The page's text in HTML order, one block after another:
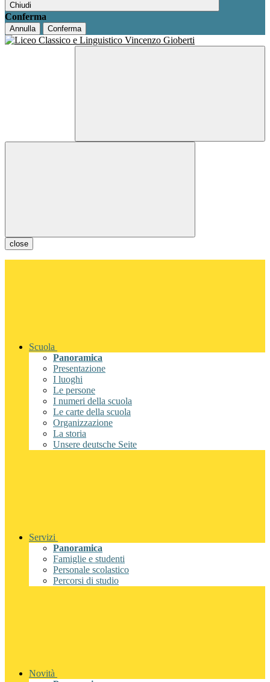
Chiudi
Conferma
Annulla Conferma
close
Scuola
Panoramica
Presentazione
I luoghi
Le persone
I numeri della scuola
Le carte della scuola
Organizzazione
La storia
Unsere deutsche Seite
Servizi
Panoramica
Famiglie e studenti
Personale scolastico
Percorsi di studio
Novità